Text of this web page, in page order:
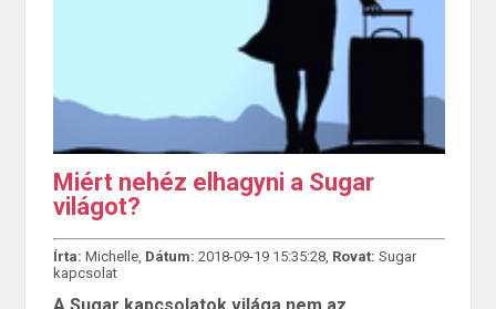
Miért nehéz elhagyni a Sugar
világot?
Írta: Michelle, Dátum: 2018-09-19 15:35:28, Rovat: Sugar
kapcsolat